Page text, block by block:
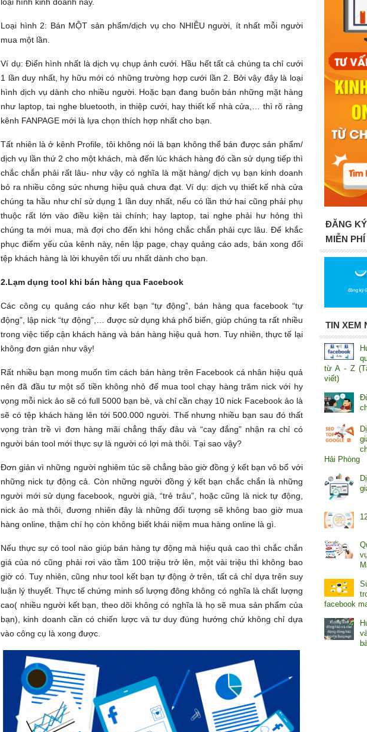
Loại hình 2: Bán MỘT sản phẩm/dịch vụ cho NHIỀU người, ít nhất mỗi người
mua một lần.
Ví dụ: Điển hình nhất là dịch vụ chụp ảnh cưới. Hầu hết tất cả chúng ta chỉ cưới
1 lần duy nhất, hy hữu mới có những trường hợp cưới lần 2. Bởi vậy đây là loại
hình dịch vụ dành cho nhiều người. Hoặc bạn đang buôn bán những mặt hàng
như laptop, tai nghe bluetooth, in thiệp cưới, hay thiết kế nhà cửa,… thì rõ ràng
kênh FANPAGE mới là lựa chọn thích hợp nhất cho bạn.
Tất nhiên là ở kênh Profile, tôi không nói là bạn không thể bán được sản phẩm/
dịch vụ lần thứ 2 cho một khách, mà đến lúc khách hàng đó cần sử dụng tiếp thì
chắc chắn phải rất lâu- như vậy có nghĩa là mặt hàng/ dịch vụ bạn kinh doanh
bỏ ra nhiều công sức nhưng hiệu quả chưa đạt. Ví dụ: dịch vụ thiết kế nhà cửa
chúng ta hầu như chỉ sử dụng 1 lần duy nhất, nếu có lần thứ hai cũng phải phụ
thuộc rất lớn vào điều kiện tài chính; hay laptop, tai nghe phải hư hỏng thì
chúng ta mới mua, mà đợi cho đến khi hỏng chắc chắn phải cực lâu. Để khắc
phục điểm yếu của kênh này, nên lập page, chạy quảng cáo ads, bán xong đổi
tệp khách hàng là lời khuyên tối ưu nhất dành cho bạn.
2.Lạm dụng tool khi bán hàng qua Facebook
Các công cụ quảng cáo như kết bạn “tự động”, bán hàng qua facebook “tự
động”, lập nick “tự động”,… được sử dụng khá phổ biến, giúp chúng ta rất nhiều
trong việc tiếp cận khách hàng và bán hàng hiệu quả hơn. Tuy nhiên, thực tế lại
không đơn giản như vậy!
Rất nhiều bạn mong muốn tìm cách bán hàng trên Facebook cá nhân hiệu quả
nên đã đầu tư một số tiền không nhỏ để mua tool chạy hàng trăm nick với hy
vọng mỗi nick ảo sẽ có full 5000 bạn bè, và chỉ cần chạy 10 nick Facebook ảo là
sẽ có tệp khách hàng lên tới 500.000 người. Thế nhưng nhiều bạn sau đó thất
vọng tràn trề vì đơn hàng mãi chẳng thấy đâu và “cay đắng” nhận ra chỉ có
người bán tool mới thực sự là người có lợi mà thôi. Tại sao vậy?
Đơn giản vì những người nghiêm túc sẽ chẳng bào giờ đồng ý kết bạn vô bổ với
những nick tự động cả. Còn những người đồng ý kết bạn chắc chắn là những
người mới sử dụng facebook, người già, “trẻ trâu”, hoặc cũng là nick tự động,
nick ảo mà thôi, đương nhiên đây là những đối tượng sẽ không bao giờ mua
hàng online, thậm chí họ còn không biết khái niệm mua hàng online là gì.
Nếu thực sự có tool nào giúp bán hàng tự động mà hiệu quả cao thì chắc chắn
giá của nó cũng phải rơi vào tầm 100 triệu trở lên, một vài triệu thì không bao
giờ có. Tuy nhiên, cũng như tool kết bạn tự động ở trên, tất cả chỉ dựa trên suy
luận lý thuyết. Thực tế chứng minh số lượng đông không có nghĩa là chất lượng
cao( nhiều người kết bạn, theo dõi không có nghĩa là họ sẽ mua sản phẩm của
bạn), kinh doanh cần có chiến lược và tư duy đúng hướng chứ không chỉ dựa
vào công cụ là xong được.
ĐĂNG
MIỄN PHÍ
TIN XEM
từ A - Z
viết)
Hải Phòng
facebook